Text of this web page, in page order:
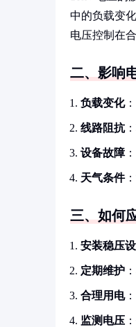
中的负载变
电压控制在
二、影响
负载变化
线路阻抗
设备故障
天气条件
三、如何
安装稳压
定期维护
合理用电
监测电压